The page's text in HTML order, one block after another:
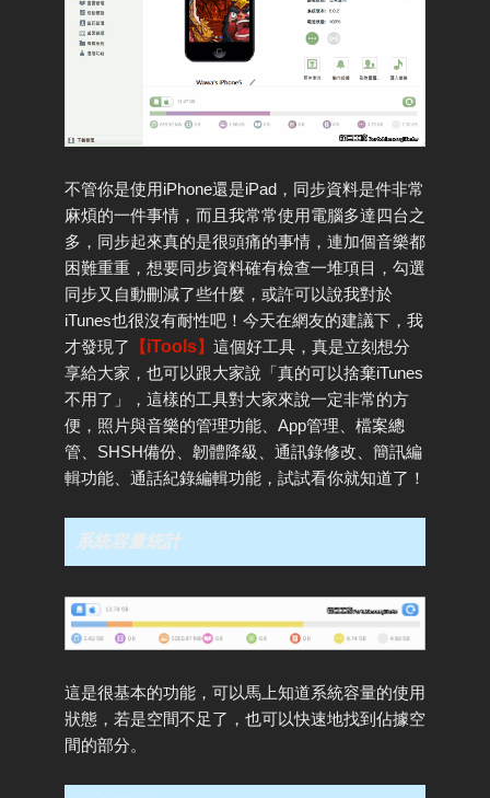
不管你是使用iPhone還是iPad，同步資料是件非常
麻煩的一件事情，而且我常常使用電腦多達四台之
多，同步起來真的是很頭痛的事情，連加個音樂都
困難重重，想要同步資料確有檢查一堆項目，勾選
同步又自動刪減了些什麼，或許可以說我對於
iTunes也很沒有耐性吧！今天在網友的建議下，我
才發現了
【iTools】 這個好工具，真是立刻想分
享給大家，也可以跟大家說「真的可以捨棄iTunes
不用了」，這樣的工具對大家來說一定非常的方
便，照片與音樂的管理功能、App管理、檔案總
管、SHSH備份、韌體降級、通訊錄修改、簡訊編
輯功能、通話紀錄編輯功能，試試看你就知道了！
系統容量統計
這是很基本的功能，可以馬上知道系統容量的使用
狀態，若是空間不足了，也可以快速地找到佔據空
間的部分。